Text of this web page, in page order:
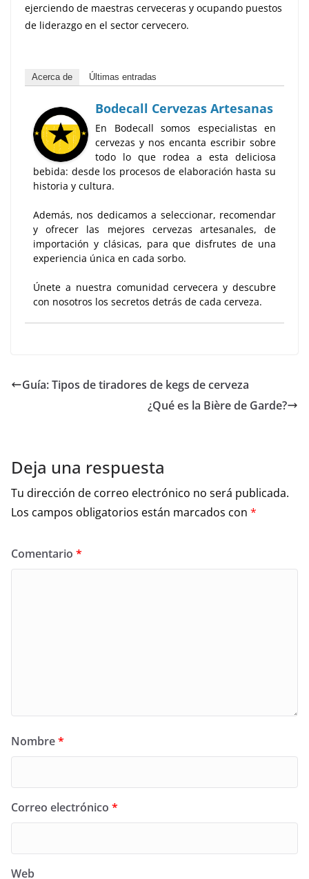
ejerciendo de maestras cerveceras y ocupando puestos
de liderazgo en el sector cervecero.
Acerca de Últimas entradas
Bodecall Cervezas Artesanas
En Bodecall somos especialistas en
cervezas y nos encanta escribir sobre
todo lo que rodea a esta deliciosa
bebida: desde los procesos de elaboración hasta su
historia y cultura.
Además, nos dedicamos a seleccionar, recomendar
y ofrecer las mejores cervezas artesanales, de
importación y clásicas, para que disfrutes de una
experiencia única en cada sorbo.
Únete a nuestra comunidad cervecera y descubre
con nosotros los secretos detrás de cada cerveza.
Guía: Tipos de tiradores de kegs de cerveza
¿Qué es la Bière de Garde?
Deja una respuesta
Tu dirección de correo electrónico no será publicada.
Los campos obligatorios están marcados con *
Comentario *
Nombre*
Correo electrónico *
Web